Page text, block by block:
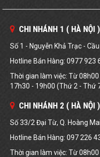
CHI NHÁNH 1 ( HÀ NỘI )
Số 1 - Nguyễn Khả Trạc -
Hotline Bán Hàng: 0977 923
Thời gian làm việc: Từ
17h30 - 19h00 (Thứ 2 - Thứ
CHI NHÁNH 2 ( HÀ NỘI )
Số 33/2 Đại Từ, Q. Hoàng
Hotline Bán Hàng: 097 226
Thời gian làm việc: Từ